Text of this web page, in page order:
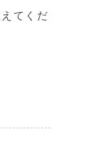
てくだ